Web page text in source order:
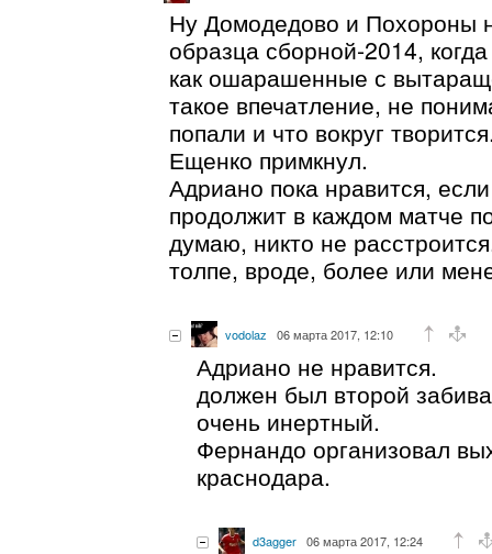
Ну Домодедово и Похороны
образца сборной-2014,
как ошарашенные с
такое впечатление, не
попали и что вокруг
Ещенко примкнул.
Адриано пока нравится,
продолжит в каждом матче
думаю, никто не
толпе, вроде, более или
vodolaz 06 марта 2017, 12:10
Адриано не нравится.
должен был второй
очень инертный.
Фернандо организовал
краснодара.
d3agger 06 марта 2017, 12:24